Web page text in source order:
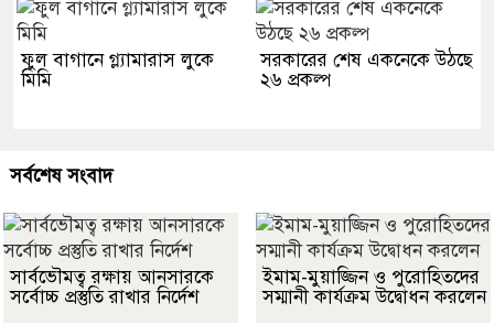
ফুল বাগানে গ্ল্যামারাস লুকে
মিমি
সরকারের শেষ একনেকে উঠছে
২৬ প্রকল্প
সর্বশেষ সংবাদ
সার্বভৌমত্ব রক্ষায় আনসারকে
সর্বোচ্চ প্রস্তুতি রাখার নির্দেশ
ইমাম-মুয়াজ্জিন ও পুরোহিতদের
সম্মানী কার্যক্রম উদ্বোধন করলেন